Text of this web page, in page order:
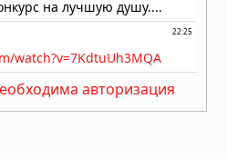
авторизация